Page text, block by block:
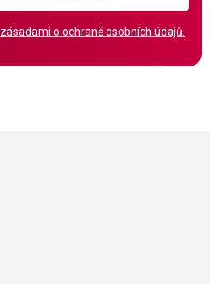
zásadami o ochraně osobních údajů.